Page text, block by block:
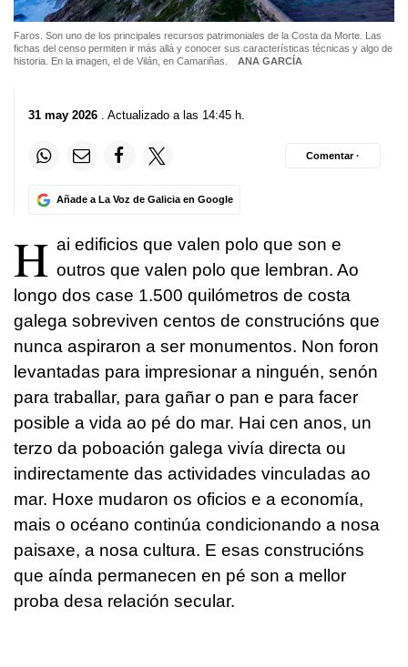
Faros. Son uno de los principales recursos patrimoniales de la Costa da Morte. Las
fichas del censo permiten ir más allá y conocer sus características técnicas y algo de
historia. En la imagen, el de Vilán, en Camariñas.
ANA GARCÍA
31 may 2026 . Actualizado a las 14:45 h.
Añade a La Voz de Galicia en Google
Comentar ·
H ai edificios que valen polo que son e
outros que valen polo que lembran. Ao
longo dos case 1.500 quilómetros de costa
galega sobreviven centos de construcións que
nunca aspiraron a ser monumentos. Non foron
levantadas para impresionar a ninguén, senón
para traballar, para gañar o pan e para facer
posible a vida ao pé do mar. Hai cen anos, un
terzo da poboación galega vivía directa ou
indirectamente das actividades vinculadas ao
mar. Hoxe mudaron os oficios e a economía,
mais o océano continúa condicionando a nosa
paisaxe, a nosa cultura. E esas construcións
que aínda permanecen en pé son a mellor
proba desa relación secular.